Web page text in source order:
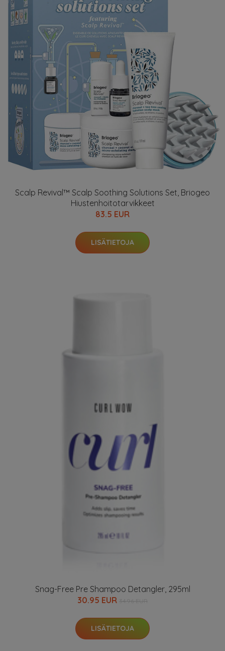
Scalp Revival™ Scalp Soothing Solutions Set, Briogeo
Hiustenhoitotarvikkeet
83.5 EUR
LISÄTIETOJA
Snag-Free Pre Shampoo Detangler, 295ml
30.95 EUR
LISÄTIETOJA